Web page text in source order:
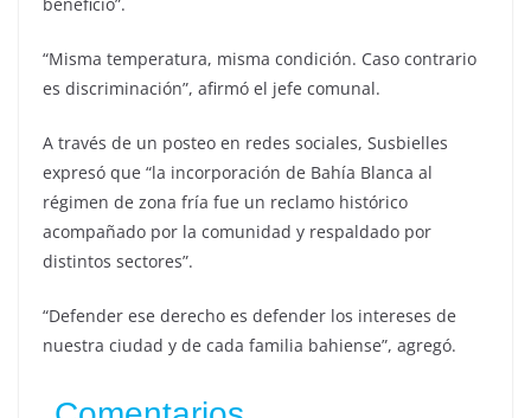
beneficio”.
“Misma temperatura, misma condición. Caso contrario
es discriminación”, afirmó el jefe comunal.
A través de un posteo en redes sociales, Susbielles
expresó que “la incorporación de Bahía Blanca al
régimen de zona fría fue un reclamo histórico
acompañado por la comunidad y respaldado por
distintos sectores”.
“Defender ese derecho es defender los intereses de
nuestra ciudad y de cada familia bahiense”, agregó.